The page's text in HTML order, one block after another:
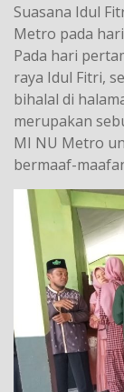
Suasana Idul
Metro pada
Pada hari
raya Idul Fitri,
bihalal di
merupakan
MI NU Metro
bermaaf-